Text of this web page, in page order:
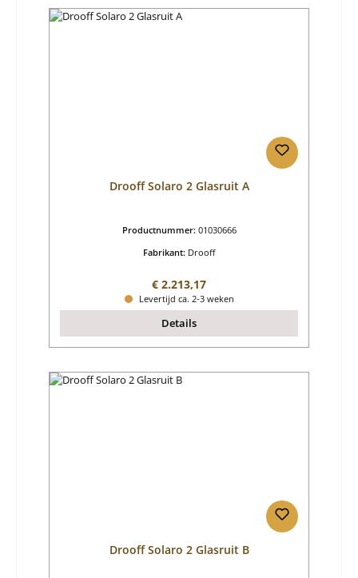
Drooff Solaro 2 Glasruit A
Productnummer: 01030666
Fabrikant: Drooff
Normale prijs:
€ 2.213,17
Levertijd ca. 2-3 weken
Details
Drooff Solaro 2 Glasruit B